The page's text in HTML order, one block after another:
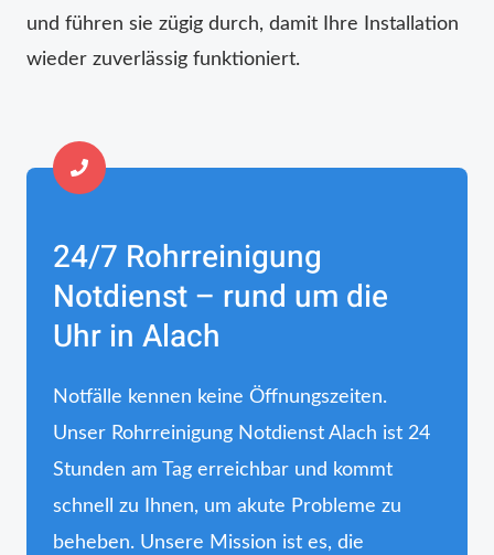
und führen sie zügig durch, damit Ihre Installation
wieder zuverlässig funktioniert.
24/7 Rohrreinigung
Notdienst – rund um die
Uhr in Alach
Notfälle kennen keine Öffnungszeiten.
Unser Rohrreinigung Notdienst Alach ist 24
Stunden am Tag erreichbar und kommt
schnell zu Ihnen, um akute Probleme zu
beheben. Unsere Mission ist es, die